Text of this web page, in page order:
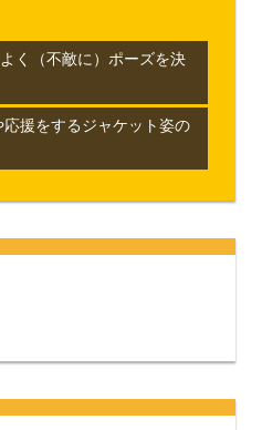
く（不敵に）ポーズを決
援をするジャケット姿の